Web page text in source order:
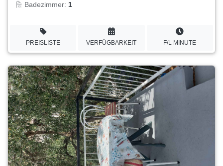
Badezimmer: 1
PREISLISTE VERFÜGBARKEIT F/L MINUTE